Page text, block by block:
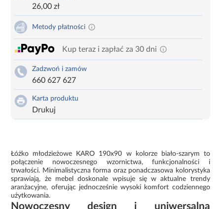
26,00 zł
Metody płatności
Kup teraz i zapłać za 30 dni
Zadzwoń i zamów
660 627 627
Karta produktu
Drukuj
Łóżko młodzieżowe KARO 190x90 w kolorze biało-szarym to
połączenie nowoczesnego wzornictwa, funkcjonalności i
trwałości. Minimalistyczna forma oraz ponadczasowa kolorystyka
sprawiają, że mebel doskonale wpisuje się w aktualne trendy
aranżacyjne, oferując jednocześnie wysoki komfort codziennego
użytkowania.
Nowoczesny design i uniwersalna